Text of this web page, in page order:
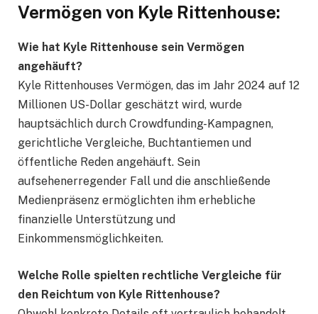
Vermögen von Kyle Rittenhouse:
Wie hat Kyle Rittenhouse sein Vermögen
angehäuft?
Kyle Rittenhouses Vermögen, das im Jahr 2024 auf 12
Millionen US-Dollar geschätzt wird, wurde
hauptsächlich durch Crowdfunding-Kampagnen,
gerichtliche Vergleiche, Buchtantiemen und
öffentliche Reden angehäuft. Sein
aufsehenerregender Fall und die anschließende
Medienpräsenz ermöglichten ihm erhebliche
finanzielle Unterstützung und
Einkommensmöglichkeiten.
Welche Rolle spielten rechtliche Vergleiche für
den Reichtum von Kyle Rittenhouse?